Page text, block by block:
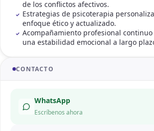
de los conflictos afectivos.
Estrategias de psicoterapia
enfoque ético y actualizado.
Acompañamiento profesional
una estabilidad emocional a largo
CONTACTO
WhatsApp
Escríbenos ahora